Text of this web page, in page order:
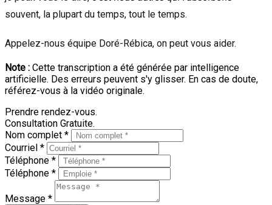
souvent, la plupart du temps, tout le temps.
Appelez-nous équipe Doré-Rébica, on peut vous aider.
Note : Cette transcription a été générée par intelligence
artificielle. Des erreurs peuvent s'y glisser. En cas de doute,
référez-vous à la vidéo originale.
Prendre rendez-vous.
Consultation Gratuite.
Nom complet *
Courriel *
Téléphone *
Téléphone *
Message *